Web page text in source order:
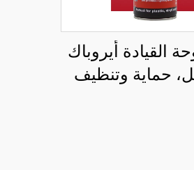
القيادة أيروباك
مل، حماية وتنظيف